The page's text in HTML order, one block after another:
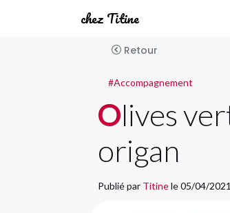
chez Titine
Retour
#Accompagnement
Olives vertes, ail et
origan
Publié par Titinele 05/04/2021